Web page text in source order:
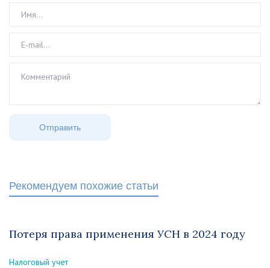
Рекомендуем похожие статьи
Потеря права применения УСН в 2024 году
Налоговый учет